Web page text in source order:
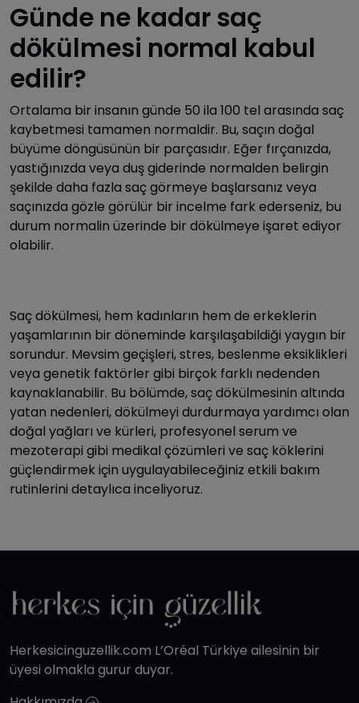
Günde ne kadar saç
dökülmesi normal kabul
edilir?
Ortalama bir insanın günde 50 ila 100 tel arasında saç
kaybetmesi tamamen normaldir. Bu, saçın doğal
büyüme döngüsünün bir parçasıdır. Eğer fırçanızda,
yastığınızda veya duş giderinde normalden belirgin
şekilde daha fazla saç görmeye başlarsanız veya
saçınızda gözle görülür bir incelme fark ederseniz, bu
durum normalin üzerinde bir dökülmeye işaret ediyor
olabilir.
Saç dökülmesi, hem kadınların hem de erkeklerin
yaşamlarının bir döneminde karşılaşabildiği yaygın bir
sorundur. Mevsim geçişleri, stres, beslenme eksiklikleri
veya genetik faktörler gibi birçok farklı nedenden
kaynaklanabilir. Bu bölümde, saç dökülmesinin altında
yatan nedenleri, dökülmeyi durdurmaya yardımcı olan
doğal yağları ve kürleri, profesyonel serum ve
mezoterapi gibi medikal çözümleri ve saç köklerini
güçlendirmek için uygulayabileceğiniz etkili bakım
rutinlerini detaylıca inceliyoruz.
Herkesicinguzellik.com L’Oréal Türkiye ailesinin bir
üyesi olmakla gurur duyar.